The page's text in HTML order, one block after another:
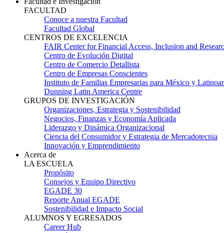
FACULTAD
Conoce a nuestra Facultad
Facultad Global
CENTROS DE EXCELENCIA
FAIR Center for Financial Access, Inclusion and
Centro de Evolución Digital
Centro de Comercio Detallista
Centro de Empresas Conscientes
Instituto de Familias Empresarias para México y
Dunning Latin America Centre
GRUPOS DE INVESTIGACIÓN
Organizaciones, Estrategia y Sostenibilidad
Negocios, Finanzas y Economía Aplicada
Liderazgo y Dinámica Organizacional
Ciencia del Consumidor y Estrategia de Mercadotecnia
Innovación y Emprendimiento
Acerca de
LA ESCUELA
Propósito
Consejos y Equipo Directivo
EGADE 30
Reporte Anual EGADE
Sostenibilidad e Impacto Social
ALUMNOS Y EGRESADOS
Career Hub